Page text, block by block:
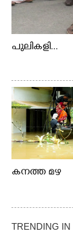
പുലികളി...
കനത്ത മഴ
TRENDING IN